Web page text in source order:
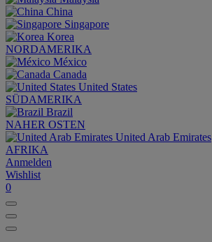
China
Singapore
Korea
NORDAMERIKA
México
Canada
United States
SÜDAMERIKA
Brazil
NAHER OSTEN
United Arab Emirates
AFRIKA
Anmelden
Wishlist
0